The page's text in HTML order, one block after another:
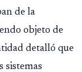
de la
objeto de
detalló que
sistemas